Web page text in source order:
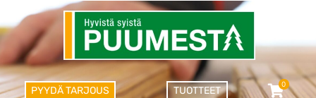
PYYDÄ TARJOUS TUOTTEET
0